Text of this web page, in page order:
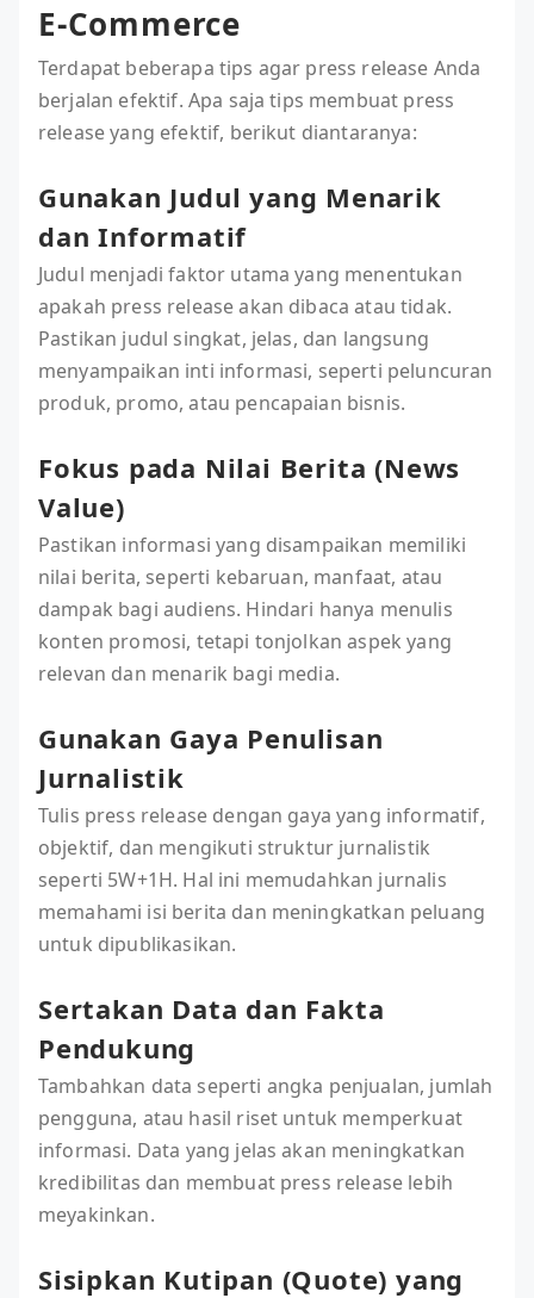
E-Commerce
Terdapat beberapa tips agar press release Anda
berjalan efektif. Apa saja tips membuat press
release yang efektif, berikut diantaranya:
Gunakan Judul yang Menarik
dan Informatif
Judul menjadi faktor utama yang menentukan
apakah press release akan dibaca atau tidak.
Pastikan judul singkat, jelas, dan langsung
menyampaikan inti informasi, seperti peluncuran
produk, promo, atau pencapaian bisnis.
Fokus pada Nilai Berita (News
Value)
Pastikan informasi yang disampaikan memiliki
nilai berita, seperti kebaruan, manfaat, atau
dampak bagi audiens. Hindari hanya menulis
konten promosi, tetapi tonjolkan aspek yang
relevan dan menarik bagi media.
Gunakan Gaya Penulisan
Jurnalistik
Tulis press release dengan gaya yang informatif,
objektif, dan mengikuti struktur jurnalistik
seperti 5W+1H. Hal ini memudahkan jurnalis
memahami isi berita dan meningkatkan peluang
untuk dipublikasikan.
Sertakan Data dan Fakta
Pendukung
Tambahkan data seperti angka penjualan, jumlah
pengguna, atau hasil riset untuk memperkuat
informasi. Data yang jelas akan meningkatkan
kredibilitas dan membuat press release lebih
meyakinkan.
Sisipkan Kutipan (Quote) yang